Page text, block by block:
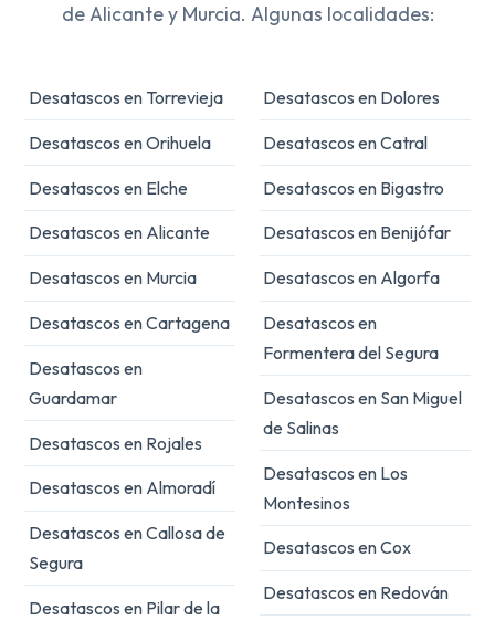
de Alicante y Murcia. Algunas localidades:
Desatascos en Torrevieja
Desatascos en Orihuela
Desatascos en Elche
Desatascos en Alicante
Desatascos en Murcia
Desatascos en Cartagena
Desatascos en
Guardamar
Desatascos en Rojales
Desatascos en Almoradí
Desatascos en Callosa de
Segura
Desatascos en Pilar de la
Desatascos en Dolores
Desatascos en Catral
Desatascos en Bigastro
Desatascos en Benijófar
Desatascos en Algorfa
Desatascos en
Formentera del Segura
Desatascos en San Miguel
de Salinas
Desatascos en Los
Montesinos
Desatascos en Cox
Desatascos en Redován